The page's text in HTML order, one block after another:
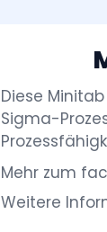
Diese
Sigma-
Mehr zum
Weitere